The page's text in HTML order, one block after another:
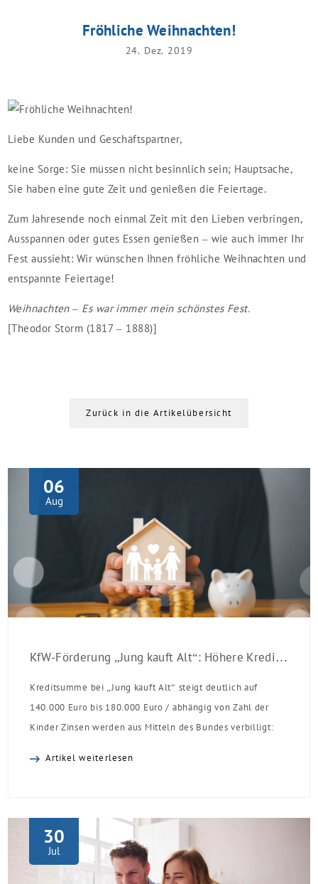
Fröhliche Weihnachten!
24. Dez. 2019
Liebe Kunden und Geschäftspartner,
keine Sorge: Sie müssen nicht besinnlich sein; Hauptsache,
Sie haben eine gute Zeit und genießen die Feiertage.
Zum Jahresende noch einmal Zeit mit den Lieben verbringen,
Ausspannen oder gutes Essen genießen – wie auch immer Ihr
Fest aussieht: Wir wünschen Ihnen fröhliche Weihnachten und
entspannte Feiertage!
Weihnachten – Es war immer mein schönstes Fest.
[Theodor Storm (1817 – 1888)]
Zurück in die Artikelübersicht
06
Aug
KfW-Förderung „Jung kauft Alt“: Höhere Kredite ab August 2026
Kreditsumme bei „Jung kauft Alt“ steigt deutlich auf
140.000 Euro bis 180.000 Euro / abhängig von Zahl der
Kinder Zinsen werden aus Mitteln des Bundes verbilligt:
Einzelmaßnahmen […]
Artikel weiterlesen
30
Jul